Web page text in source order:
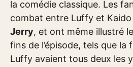
la comédie classique. Les
combat entre Luffy et Kaido
Jerry, et ont même illustré
fins de l’épisode, tels que
Luffy avaient tous deux les